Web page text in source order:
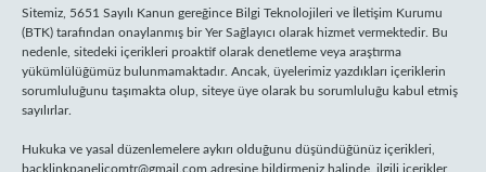
Sitemiz, 5651 Sayılı Kanun gereğince Bilgi Teknolojileri ve İletişim Kurumu
(BTK) tarafından onaylanmış bir Yer Sağlayıcı olarak hizmet vermektedir. Bu
nedenle, sitedeki içerikleri proaktif olarak denetleme veya araştırma
yükümlülüğümüz bulunmamaktadır. Ancak, üyelerimiz yazdıkları içeriklerin
sorumluluğunu taşımakta olup, siteye üye olarak bu sorumluluğu kabul etmiş
sayılırlar.
Hukuka ve yasal düzenlemelere aykırı olduğunu düşündüğünüz içerikleri,
backlinkpanelicomtr@gmail.com adresine bildirmeniz halinde, ilgili içerikler